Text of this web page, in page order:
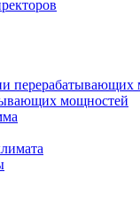
перерабатывающих
мощностей